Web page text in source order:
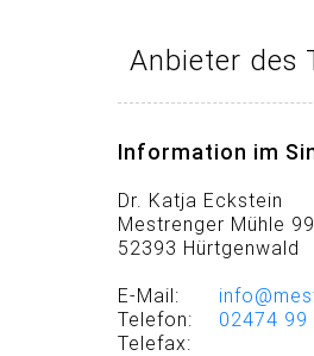
Anbieter des
Information im
Dr. Katja Eckstein
Mestrenger Mühle
52393 Hürtgenwald
E-Mail:
Telefon:
02474 99
Telefax: